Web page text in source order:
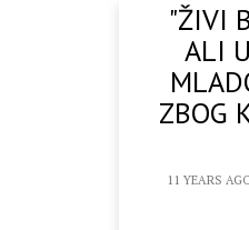
"ŽIVI
ALI
ZBOG
11 YEARS